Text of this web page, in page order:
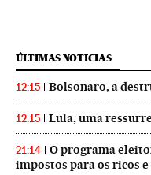
ÚLTIMAS NOTICIAS
12:15 Bolsonaro, a
12:15 Lula, uma
21:14
O programa
impostos para os ricos